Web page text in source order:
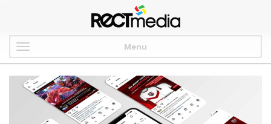
Menu